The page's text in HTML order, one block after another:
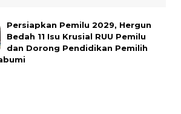
Persiapkan Pemilu 2029, Hergun
Bedah 11 Isu Krusial RUU Pemilu
dan Dorong Pendidikan Pemilih